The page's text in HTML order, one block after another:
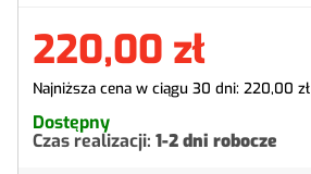
220,00 zł
Najniższa cena w ciągu 30 dni: 220,00 zł
Dostępny
Czas realizacji: 1-2 dni robocze